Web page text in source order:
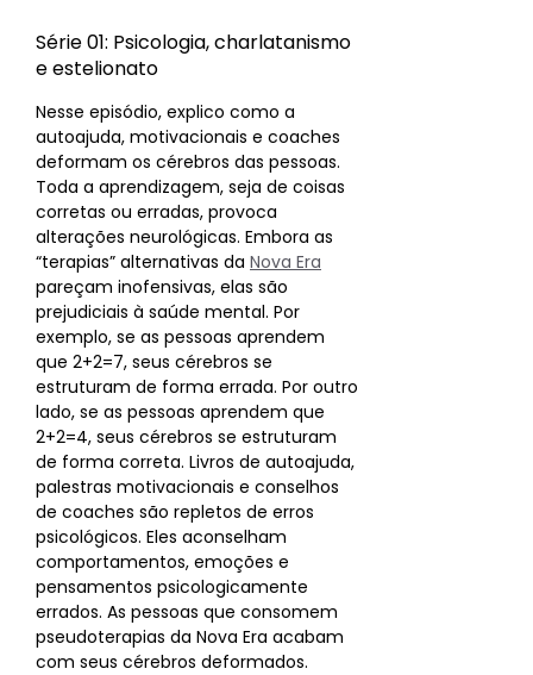
Série 01: Psicologia, charlatanismo
e estelionato
Nesse episódio, explico como a
autoajuda, motivacionais e coaches
deformam os cérebros das pessoas.
Toda a aprendizagem, seja de coisas
corretas ou erradas, provoca
alterações neurológicas. Embora as
“terapias” alternativas da Nova Era
pareçam inofensivas, elas são
prejudiciais à saúde mental. Por
exemplo, se as pessoas aprendem
que 2+2=7, seus cérebros se
estruturam de forma errada. Por outro
lado, se as pessoas aprendem que
2+2=4, seus cérebros se estruturam
de forma correta. Livros de autoajuda,
palestras motivacionais e conselhos
de coaches são repletos de erros
psicológicos. Eles aconselham
comportamentos, emoções e
pensamentos psicologicamente
errados. As pessoas que consomem
pseudoterapias da Nova Era acabam
com seus cérebros deformados.